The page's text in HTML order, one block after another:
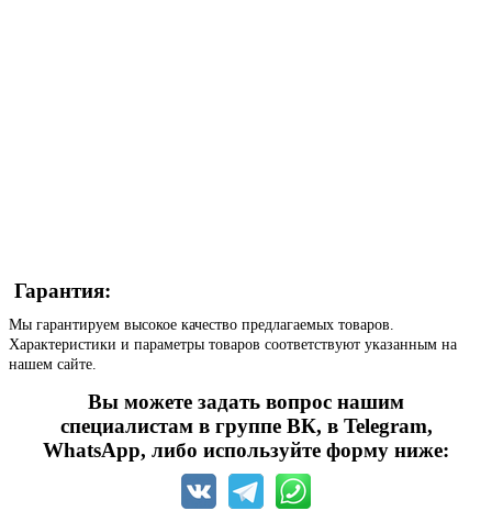
Гарантия:
Мы гарантируем высокое качество предлагаемых товаров.
Характеристики и параметры товаров соответствуют указанным на
нашем сайте.
Вы можете задать вопрос нашим
специалистам в группе ВК, в Telegram,
WhatsApp, либо используйте форму ниже: